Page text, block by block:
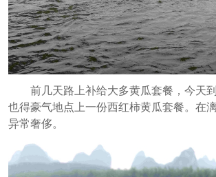
前几天路上补给大多黄瓜套餐，今天
也得豪气地点上一份西红柿黄瓜套餐。在
异常奢侈。